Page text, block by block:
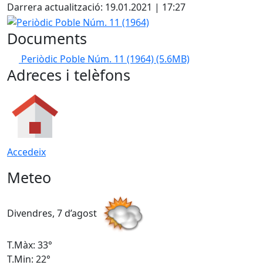
Darrera actualització: 19.01.2021 | 17:27
Periòdic Poble Núm. 11 (1964)
Documents
Periòdic Poble Núm. 11 (1964)(5.6MB)
Adreces i telèfons
Accedeix
Meteo
Divendres, 7 d’agost
T.Màx: 33°
T.Min: 22°